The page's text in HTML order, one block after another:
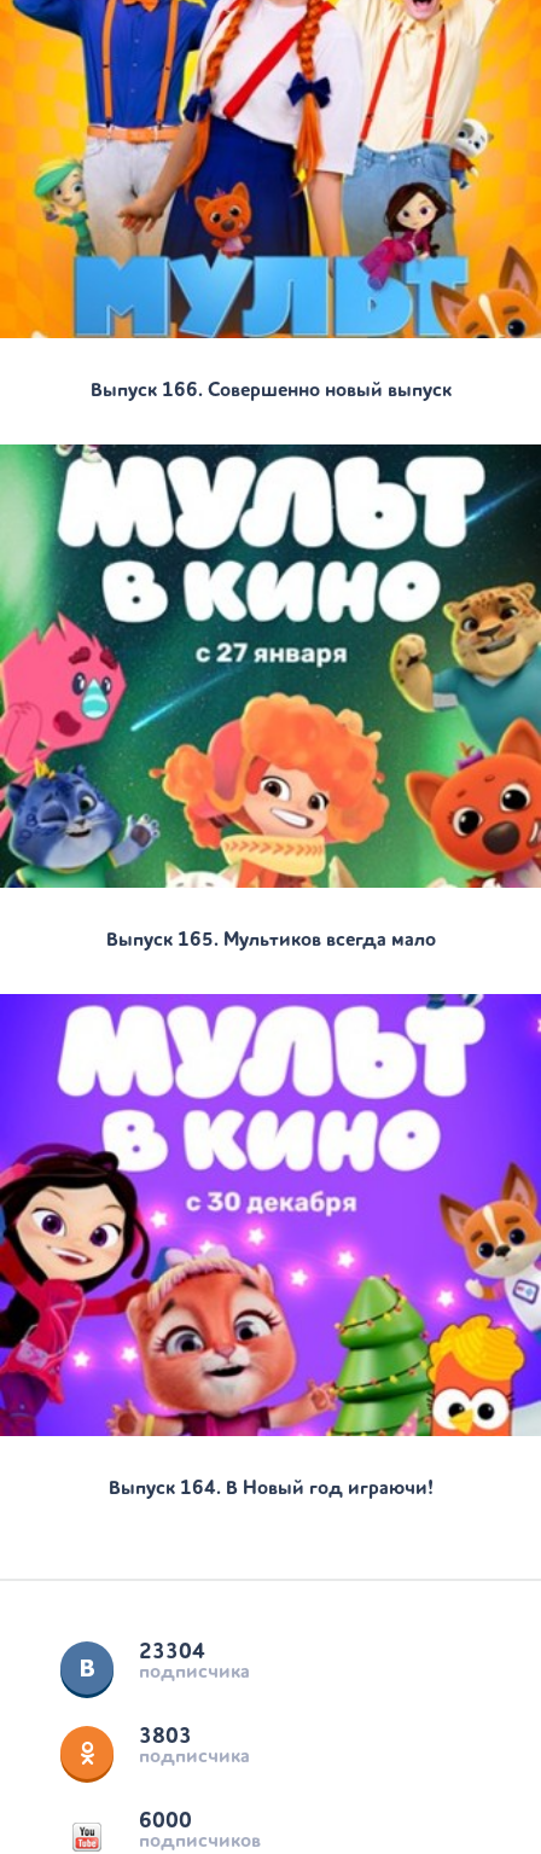
Выпуск 166. Совершенно новый выпуск
Выпуск 165. Мультиков всегда мало
Выпуск 164. В Новый год играючи!
23304
подписчика
3803
подписчика
6000
подписчиков